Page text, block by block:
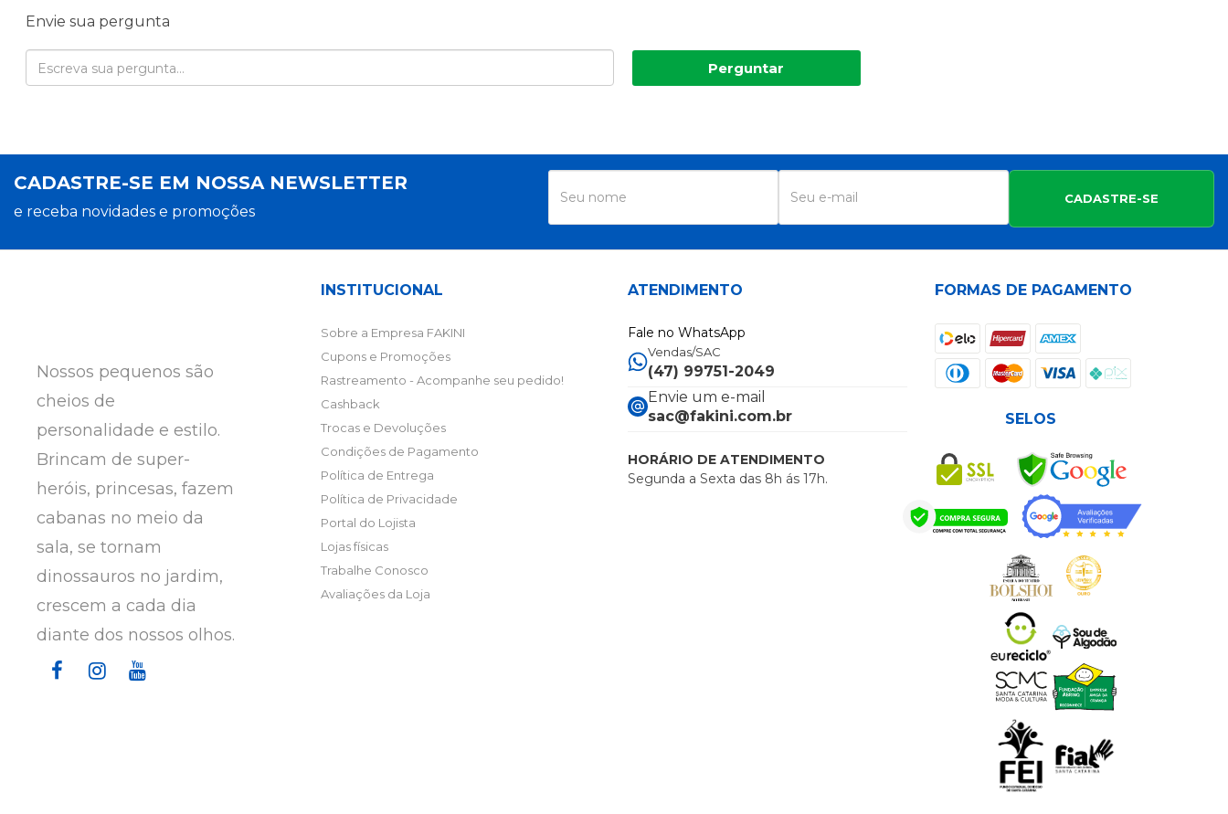
Envie sua pergunta
Perguntar
CADASTRE-SE EM NOSSA NEWSLETTER
e receba novidades e promoções
CADASTRE-SE
Nossos pequenos são
cheios de
personalidade e estilo.
Brincam de super-
heróis, princesas, fazem
cabanas no meio da
sala, se tornam
dinossauros no jardim,
crescem a cada dia
diante dos nossos olhos.
INSTITUCIONAL
Sobre a Empresa FAKINI
Cupons e Promoções
Rastreamento - Acompanhe seu pedido!
Cashback
Trocas e Devoluções
Condições de Pagamento
Política de Entrega
Política de Privacidade
Portal do Lojista
Lojas físicas
Trabalhe Conosco
Avaliações da Loja
ATENDIMENTO
Fale no WhatsApp
Vendas/SAC
(47) 99751-2049
Envie um e-mail
sac@fakini.com.br
HORÁRIO DE ATENDIMENTO
Segunda a Sexta das 8h ás 17h.
FORMAS DE PAGAMENTO
SELOS